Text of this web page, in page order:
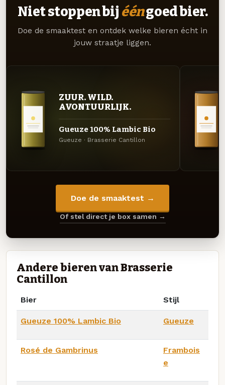
Niet stoppen bij ééngoed bier.
Doe de smaaktest en ontdek welke bieren écht in
jouw straatje liggen.
ZUUR. WILD.
AVONTUURLIJK.
Gueuze 100% Lambic Bio
Gueuze · Brasserie Cantillon
Doe de smaaktest →
Of stel direct je box samen →
Andere bieren van Brasserie
Cantillon
Bier Stijl
Gueuze 100% Lambic Bio Gueuze
Rosé de Gambrinus
Frambois
e